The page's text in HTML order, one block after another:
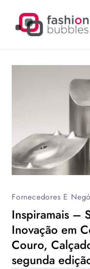
Fornecedores E
Inspiramais –
Inovação em
Couro,
segunda